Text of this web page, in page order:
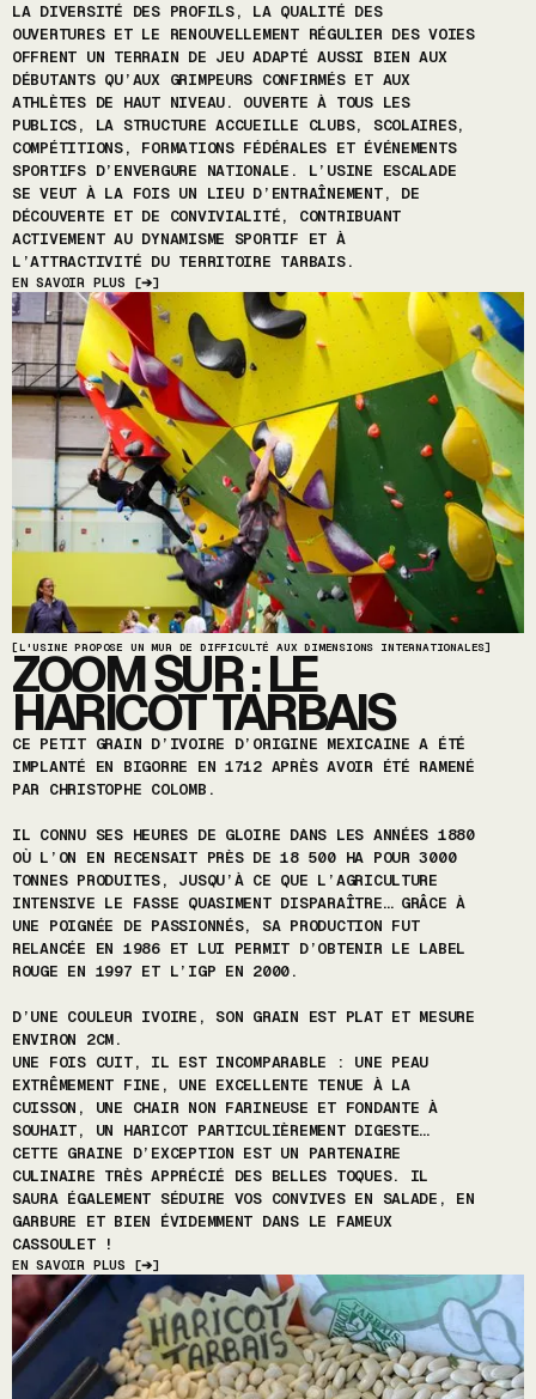
LA DIVERSITÉ DES PROFILS, LA QUALITÉ DES
OUVERTURES ET LE RENOUVELLEMENT RÉGULIER DES VOIES
OFFRENT UN TERRAIN DE JEU ADAPTÉ AUSSI BIEN AUX
DÉBUTANTS QU’AUX GRIMPEURS CONFIRMÉS ET AUX
ATHLÈTES DE HAUT NIVEAU. OUVERTE À TOUS LES
PUBLICS, LA STRUCTURE ACCUEILLE CLUBS, SCOLAIRES,
COMPÉTITIONS, FORMATIONS FÉDÉRALES ET ÉVÉNEMENTS
SPORTIFS D’ENVERGURE NATIONALE. L’USINE ESCALADE
SE VEUT À LA FOIS UN LIEU D’ENTRAÎNEMENT, DE
DÉCOUVERTE ET DE CONVIVIALITÉ, CONTRIBUANT
ACTIVEMENT AU DYNAMISME SPORTIF ET À
L’ATTRACTIVITÉ DU TERRITOIRE TARBAIS.
EN SAVOIR PLUS [➔]
[L'USINE PROPOSE UN MUR DE DIFFICULTÉ AUX DIMENSIONS INTERNATIONALES]
ZOOM SUR : LE
HARICOT TARBAIS
CE PETIT GRAIN D’IVOIRE D’ORIGINE MEXICAINE A ÉTÉ
IMPLANTÉ EN BIGORRE EN 1712 APRÈS AVOIR ÉTÉ RAMENÉ
PAR CHRISTOPHE COLOMB.
IL CONNU SES HEURES DE GLOIRE DANS LES ANNÉES 1880
OÙ L’ON EN RECENSAIT PRÈS DE 18 500 HA POUR 3000
TONNES PRODUITES, JUSQU’À CE QUE L’AGRICULTURE
INTENSIVE LE FASSE QUASIMENT DISPARAÎTRE… GRÂCE À
UNE POIGNÉE DE PASSIONNÉS, SA PRODUCTION FUT
RELANCÉE EN 1986 ET LUI PERMIT D’OBTENIR LE LABEL
ROUGE EN 1997 ET L’IGP EN 2000.
D’UNE COULEUR IVOIRE, SON GRAIN EST PLAT ET MESURE
ENVIRON 2CM.
UNE FOIS CUIT, IL EST INCOMPARABLE : UNE PEAU
EXTRÊMEMENT FINE, UNE EXCELLENTE TENUE À LA
CUISSON, UNE CHAIR NON FARINEUSE ET FONDANTE À
SOUHAIT, UN HARICOT PARTICULIÈREMENT DIGESTE…
CETTE GRAINE D’EXCEPTION EST UN PARTENAIRE
CULINAIRE TRÈS APPRÉCIÉ DES BELLES TOQUES. IL
SAURA ÉGALEMENT SÉDUIRE VOS CONVIVES EN SALADE, EN
GARBURE ET BIEN ÉVIDEMMENT DANS LE FAMEUX
CASSOULET !
EN SAVOIR PLUS [➔]